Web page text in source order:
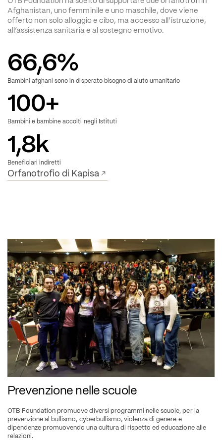
Afghanistan, uno femminile e uno maschile, dove viene
offerto non solo alloggio e cibo, ma accesso all’istruzione,
all’assistenza sanitaria e al sostegno emotivo.
66,6%
Bambini afghani sono in disperato bisogno di aiuto umanitario
100+
Bambini e bambine accolti negli Istituti
1,8k
Beneficiari indiretti
Orfanotrofio di Kapisa
Prevenzione nelle scuole
OTB Foundation promuove diversi programmi nelle scuole, per la
prevenzione al bullismo, cyberbullismo, violenza di genere e
dipendenze promuovendo una cultura di rispetto ed educazione alle
relazioni.